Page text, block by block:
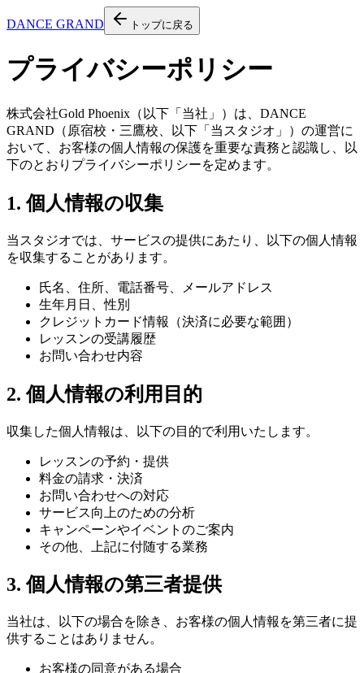
DANCE GRAND トップに戻る
プライバシーポリシー
株式会社Gold Phoenix（以下「当社」）は、DANCE
GRAND（原宿校・三鷹校、以下「当スタジオ」）の運営に
おいて、お客様の個人情報の保護を重要な責務と認識し、以
下のとおりプライバシーポリシーを定めます。
1. 個人情報の収集
当スタジオでは、サービスの提供にあたり、以下の個人情報
を収集することがあります。
氏名、住所、電話番号、メールアドレス
生年月日、性別
クレジットカード情報（決済に必要な範囲）
レッスンの受講履歴
お問い合わせ内容
2. 個人情報の利用目的
収集した個人情報は、以下の目的で利用いたします。
レッスンの予約・提供
料金の請求・決済
お問い合わせへの対応
サービス向上のための分析
キャンペーンやイベントのご案内
その他、上記に付随する業務
3. 個人情報の第三者提供
当社は、以下の場合を除き、お客様の個人情報を第三者に提
供することはありません。
お客様の同意がある場合